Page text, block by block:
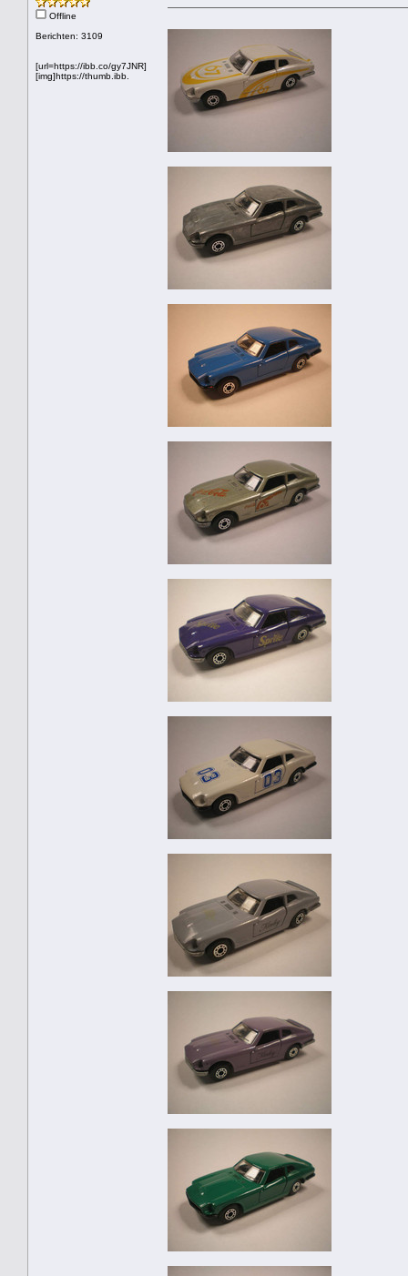
Offline
Berichten: 3109
[url=https://ibb.co/gy7JNR]
[img]https://thumb.ibb.